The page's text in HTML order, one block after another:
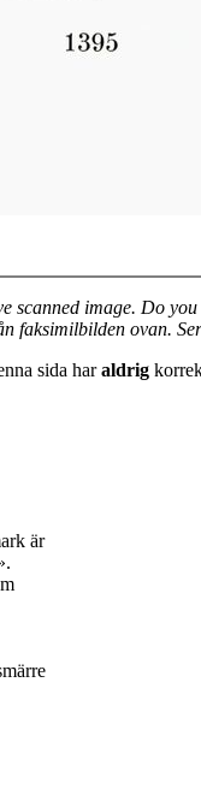
scanned image. Do
faksimilbilden ovan.
sida haraldrig
är